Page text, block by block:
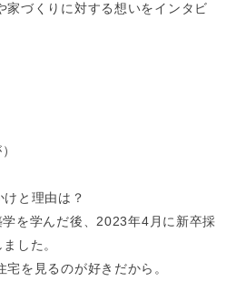
家づくりに対する想いをインタビ
と理由は？
を学んだ後、2023年4月に新卒採
した。
を見るのが好きだから。